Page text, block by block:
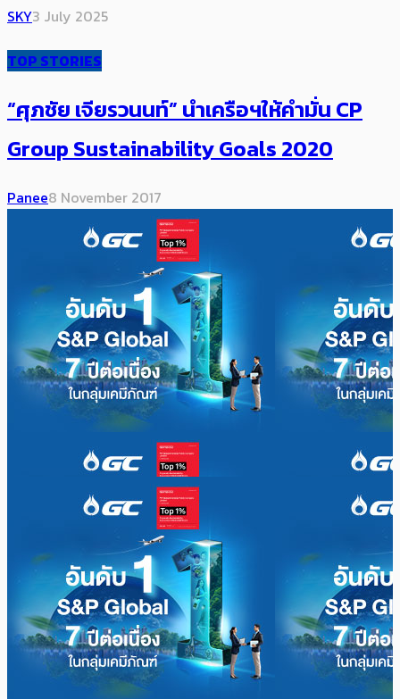
SKY3 July 2025
TOP STORIES
“ศุภชัย เจียรวนนท์” นำเครือฯให้คำมั่น CP
Group Sustainability Goals 2020
Panee8 November 2017